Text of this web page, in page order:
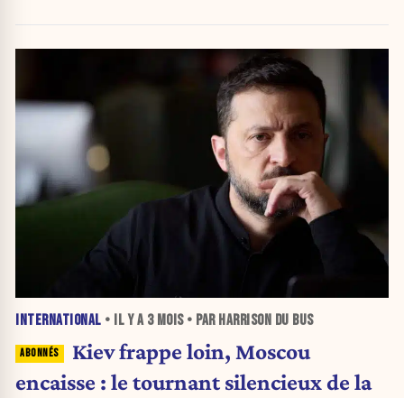
INTERNATIONAL • IL Y A 3 MOIS• PAR HARRISON DU BUS
Kiev frappe loin, Moscou
encaisse : le tournant silencieux de la